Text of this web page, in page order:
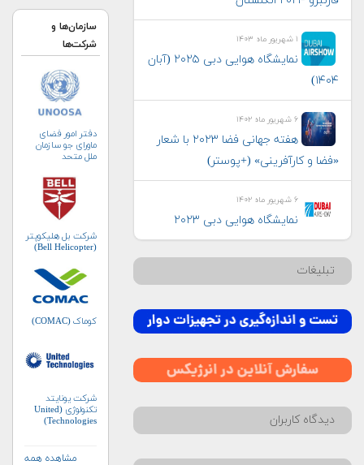
۱ شهریور ماه ۱۴۰۳
نمایشگاه هوایی دبی ۲۰۲۵ (آبان
۱۴۰۴)
۶ شهریور ماه ۱۴۰۲
هفته جهانی فضا ۲۰۲۳ با شعار
«فضا و کارآفرینی» (+پوستر)
۶ شهریور ماه ۱۴۰۲
نمایشگاه هوایی دبی ۲۰۲۳
تبلیغات
دیدگاه کاربران
سازمان‌ها و
شرکت‌ها
دفتر امور فضای
ماورای جو سازمان
ملل متحد
شرکت بل هلیکوپتر
(Bell Helicopter)
کوماک (COMAC)
شرکت یونایتد
تکنولوژی (United
Technologies)
مشاهده همه